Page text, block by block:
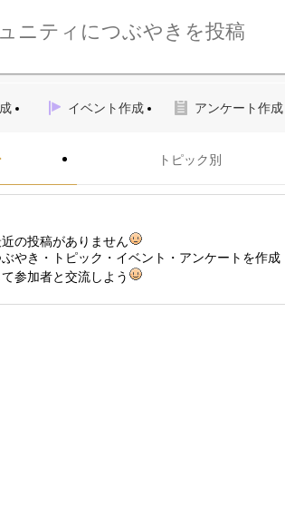
ニティにつぶやきを投稿
イベント作成 アンケート作成
トピック別
の投稿がありません
やき・トピック・イベント・アンケートを作成
て参加者と交流しよう